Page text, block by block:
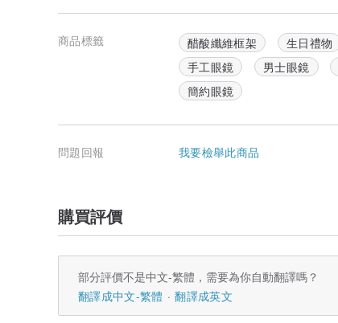
商品標籤 醋酸纖維框架 生日禮物
手工眼鏡
男士眼鏡
簡約眼鏡
問題回報 我要檢舉此商品
購買評價
部分評價不是中文-繁體，需要為你自動翻譯嗎？
翻譯成中文-繁體
翻譯成英文